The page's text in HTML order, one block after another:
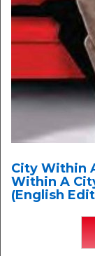
City Within
Within A
(English